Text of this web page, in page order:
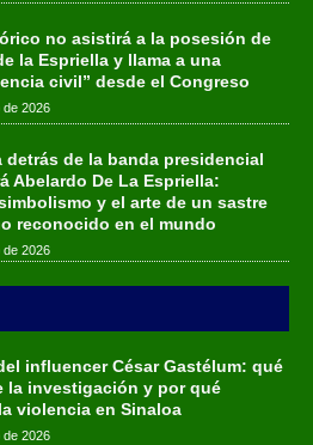
no asistirá a la posesión de
la Espriella y llama a una
civil” desde el Congreso
de 2026
detrás de la banda presidencial
Abelardo De La Espriella:
y el arte de un sastre
reconocido en el mundo
de 2026
influencer César Gastélum: qué
la investigación y por qué
violencia en Sinaloa
de 2026